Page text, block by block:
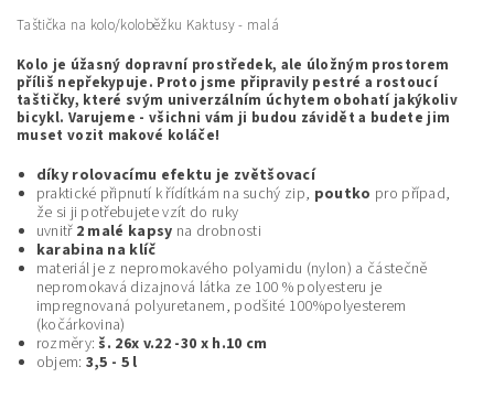
Taštička na kolo/koloběžku Kaktusy - malá
Kolo je úžasný dopravní prostředek, ale úložným prostorem
příliš nepřekypuje. Proto jsme připravily pestré a rostoucí
taštičky, které svým univerzálním úchytem obohatí jakýkoliv
bicykl. Varujeme - všichni vám ji budou závidět a budete jim
muset vozit makové koláče!
díky rolovacímu efektu je zvětšovací
praktické připnutí k řídítkám na suchý zip, poutko pro případ,
že si ji potřebujete vzít do ruky
uvnitř2 malé kapsy na drobnosti
karabina na klíč
materiál je z nepromokavého polyamidu (nylon) a částečně
nepromokavá dizajnová látka ze 100 % polyesteru je
impregnovaná polyuretanem, podšité 100%polyesterem
(kočárkovina)
rozměry: š. 26x v.22 -30 x h.10 cm
objem: 3,5 - 5 l